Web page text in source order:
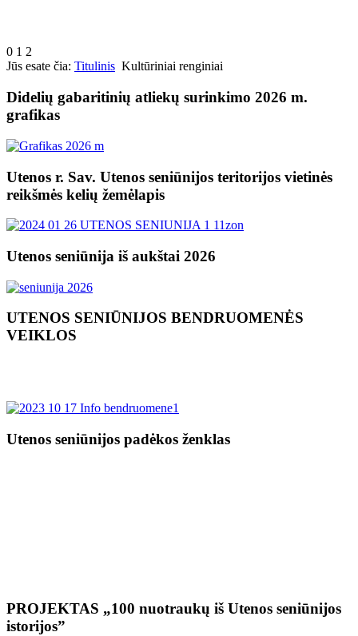
0 1 2
Jūs esate čia: Titulinis Kultūriniai renginiai
Didelių gabaritinių atliekų surinkimo 2026 m.
grafikas
Utenos r. Sav. Utenos seniūnijos teritorijos vietinės
reikšmės kelių žemėlapis
Utenos seniūnija iš aukštai 2026
UTENOS SENIŪNIJOS BENDRUOMENĖS
VEIKLOS
Utenos seniūnijos padėkos ženklas
PROJEKTAS „100 nuotraukų iš Utenos seniūnijos
istorijos”